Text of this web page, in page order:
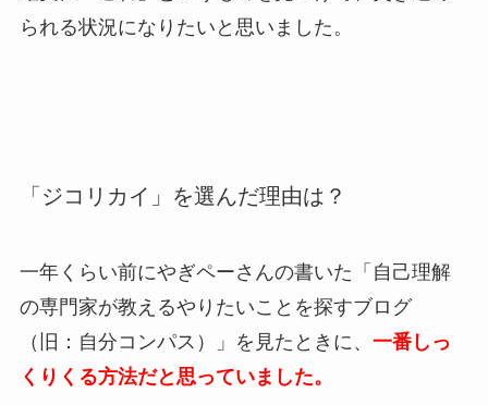
られる状況になりたいと思いました。
「ジコリカイ」を選んだ理由は？
一年くらい前にやぎペーさんの書いた「自己理解
の専門家が教えるやりたいことを探すブログ
（旧：自分コンパス）」を見たときに、 一番しっ
くりくる方法だと思っていました。